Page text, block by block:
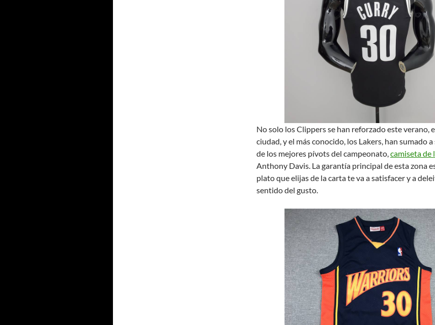
No solo los Clippers se han reforzado este verano,
ciudad, y el más conocido, los Lakers, han sumado
de los mejores pívots del campeonato,camiseta de
Anthony Davis. La garantía principal de esta zona
plato que elijas de la carta te va a satisfacer y a
sentido del gusto.